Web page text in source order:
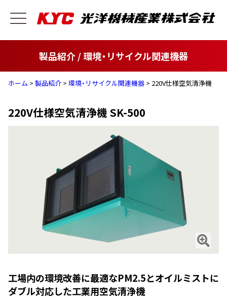
製品紹介 / 環境・リサイクル関連機器
ホーム > 製品紹介 > 環境・リサイクル関連機器 > 220V仕様空気清浄機
220V仕様空気清浄機 SK-500
工場内の環境改善に最適なPM2.5とオイルミストに
ダブル対応した工業用空気清浄機